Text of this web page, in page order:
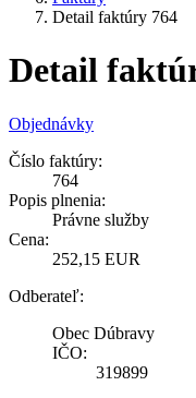
Detail faktúry 764
Detail
Objednávky
Číslo faktúry:
764
Popis plnenia:
Právne služby
Cena:
252,15 EUR
Odberateľ:
Obec Dúbravy
IČO:
319899